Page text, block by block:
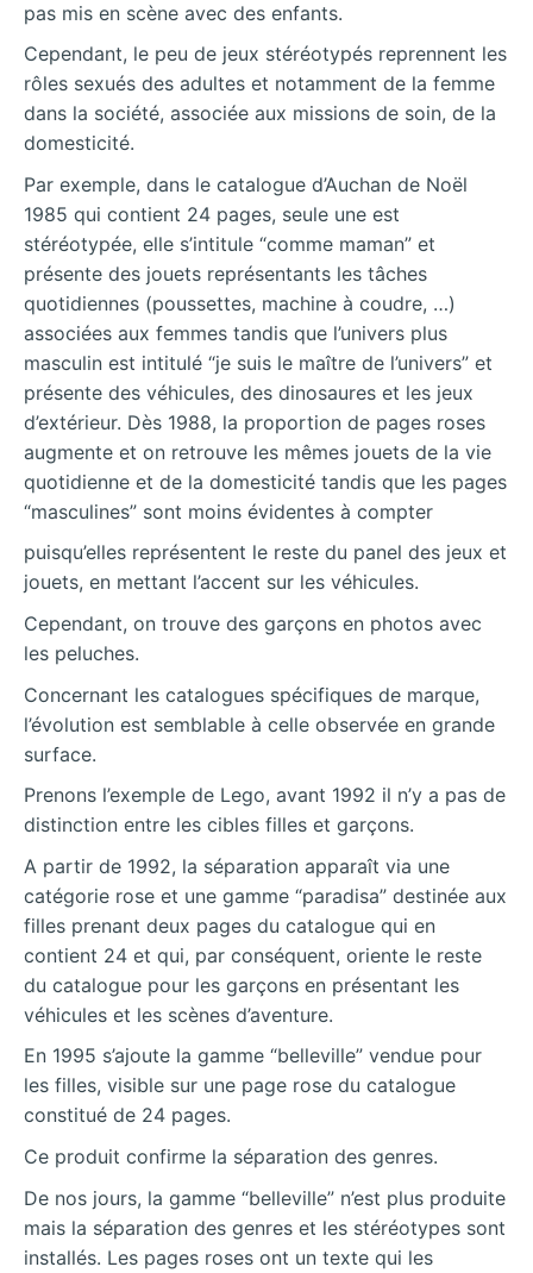
pas mis en scène avec des enfants.
Cependant, le peu de jeux stéréotypés reprennent les
rôles sexués des adultes et notamment de la femme
dans la société, associée aux missions de soin, de la
domesticité.
Par exemple, dans le catalogue d’Auchan de Noël
1985 qui contient 24 pages, seule une est
stéréotypée, elle s’intitule “comme maman” et
présente des jouets représentants les tâches
quotidiennes (poussettes, machine à coudre, …)
associées aux femmes tandis que l’univers plus
masculin est intitulé “je suis le maître de l’univers” et
présente des véhicules, des dinosaures et les jeux
d’extérieur. Dès 1988, la proportion de pages roses
augmente et on retrouve les mêmes jouets de la vie
quotidienne et de la domesticité tandis que les pages
“masculines” sont moins évidentes à compter
puisqu’elles représentent le reste du panel des jeux et
jouets, en mettant l’accent sur les véhicules.
Cependant, on trouve des garçons en photos avec
les peluches.
Concernant les catalogues spécifiques de marque,
l’évolution est semblable à celle observée en grande
surface.
Prenons l’exemple de Lego, avant 1992 il n’y a pas de
distinction entre les cibles filles et garçons.
A partir de 1992, la séparation apparaît via une
catégorie rose et une gamme “paradisa” destinée aux
filles prenant deux pages du catalogue qui en
contient 24 et qui, par conséquent, oriente le reste
du catalogue pour les garçons en présentant les
véhicules et les scènes d’aventure.
En 1995 s’ajoute la gamme “belleville” vendue pour
les filles, visible sur une page rose du catalogue
constitué de 24 pages.
Ce produit confirme la séparation des genres.
De nos jours, la gamme “belleville” n’est plus produite
mais la séparation des genres et les stéréotypes sont
installés. Les pages roses ont un texte qui les